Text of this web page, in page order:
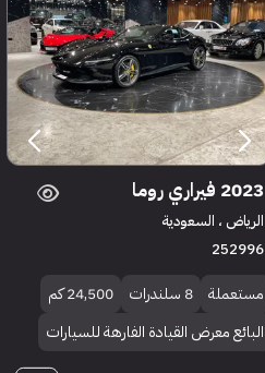
2023 فيراري روما
الرياض ، السعودية
252996
مستعملة 8 سلندرات
24,500 كم
البائع معرض القيادة الفارهة للسيارات